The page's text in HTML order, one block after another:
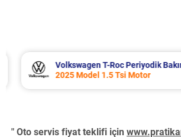
Volkswagen T-Roc Periyodik
2025 Model 1.5 Tsi Motor
" Oto servis fiyat teklifi için